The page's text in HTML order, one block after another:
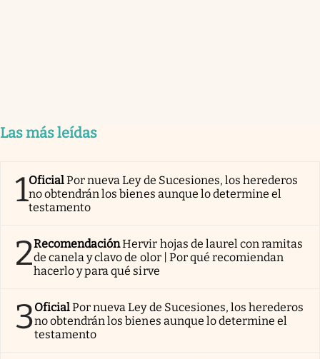
Las más leídas
1OficialPor nueva Ley de Sucesiones, los herederos
no obtendrán los bienes aunque lo determine el
testamento
2RecomendaciónHervir hojas de laurel con ramitas
de canela y clavo de olor | Por qué recomiendan
hacerlo y para qué sirve
3OficialPor nueva Ley de Sucesiones, los herederos
no obtendrán los bienes aunque lo determine el
testamento